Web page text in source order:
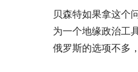
贝森特如果拿这个
为一个地缘政治工
俄罗斯的选项不多